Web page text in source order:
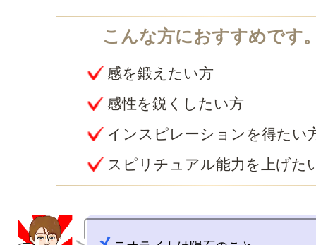
感を鍛えたい方
感性を鋭くしたい方
インスピレーションを得たい
スピリチュアル能力を上げた